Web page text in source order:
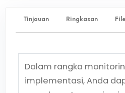
Tinjauan Ringkasan
Dalam rangka
implementasi, Anda